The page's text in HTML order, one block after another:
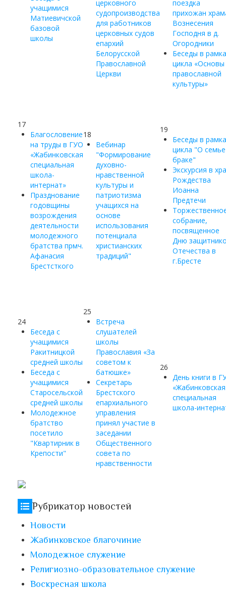
учащимися
Матиевичской
базовой
школы
церковного
судопроизводства
для работников
церковных судов
епархий
Белорусской
Православной
Церкви
поездка
прихожан
Вознесения
Господня в д.
Огородники
Беседы в
цикла «Основы
православной
культуры»
17
Благословение
на труды в ГУО
«Жабинковская
специальная
школа-
интернат»
Празднование
годовщины
возрождения
деятельности
молодежного
братства прмч.
Афанасия
Брестсткого
18
Вебинар
"Формирование
духовно-
нравственной
культуры и
патриотизма
учащихся на
основе
использования
потенциала
христианских
традиций"
19
Беседы в
цикла "О
браке"
Экскурсия в
Рождества
Иоанна
Предтечи
собрание,
посвященное
Дню
Отечества в
г.Бресте
24
Беседа с
учащимися
Ракитницкой
средней школы
Беседа с
учащимися
Старосельской
средней школы
Молодежное
братство
посетило
"Квартирник в
Крепости"
25
Встреча
слушателей
школы
Православия «За
советом к
батюшке»
Секретарь
Брестского
епархиального
управления
принял участие в
заседании
Общественного
совета по
нравственности
26
День книги в
«Жабинковская
специальная
школа-
Рубрикатор новостей
Новости
Жабинковское благочиние
Молодежное служение
Религиозно-образовательное служение
Воскресная школа